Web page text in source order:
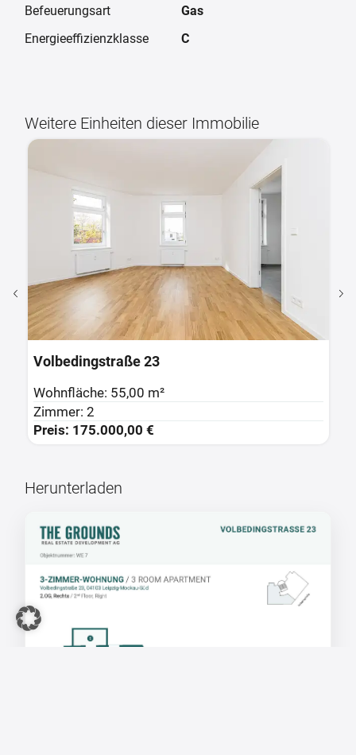
Befeuerungsart
Gas
Energieeffizienzklasse
C
Weitere Einheiten dieser Immobilie
Volbedingstraße 23
Wohnfläche: 55,00 m²
Zimmer: 2
Preis: 175.000,00 €
Herunterladen